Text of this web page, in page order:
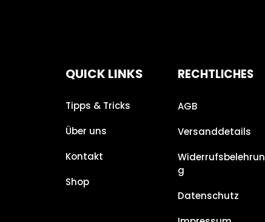
QUICK LINKS
Tipps & Tricks
Über uns
Kontakt
Shop
RECHTLICHES
AGB
Versanddetails
Widerrufsbelehrun
g
Datenschutz